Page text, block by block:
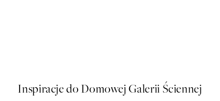
Inspiracje do Domowej Galerii Ściennej